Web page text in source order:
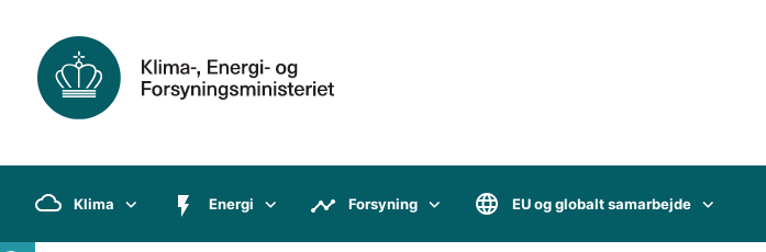
Klima Energi Forsyning EU og globalt samarbejde